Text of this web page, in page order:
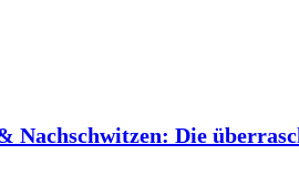
Nachschwitzen: Die